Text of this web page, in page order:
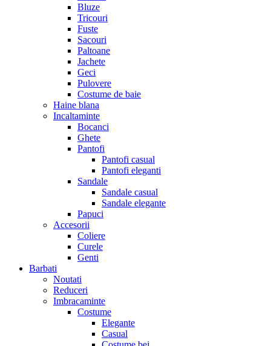
Bluze
Tricouri
Fuste
Sacouri
Paltoane
Jachete
Geci
Pulovere
Costume de baie
Haine blana
Incaltaminte
Bocanci
Ghete
Pantofi
Pantofi casual
Pantofi eleganti
Sandale
Sandale casual
Sandale elegante
Papuci
Accesorii
Coliere
Curele
Genti
Barbati
Noutati
Reduceri
Imbracaminte
Costume
Elegante
Casual